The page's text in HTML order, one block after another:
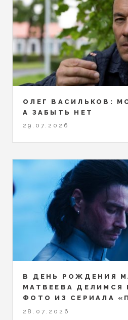
ОЛЕГ ВАСИЛЬКОВ:
А ЗАБЫТЬ НЕТ
29.07.2026
В ДЕНЬ РОЖДЕНИЯ
МАТВЕЕВА ДЕЛИМСЯ
ФОТО ИЗ СЕРИАЛА
28.07.2026